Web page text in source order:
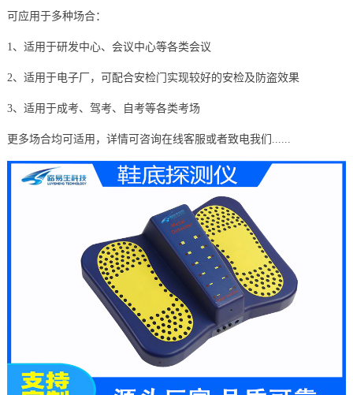
可应用于多种场合：
1、适用于研发中心、会议中心等各类会议
2、适用于电子厂，可配合安检门实现较好的安检及防盗效果
3、适用于成考、驾考、自考等各类考场
更多场合均可适用，详情可咨询在线客服或者致电我们......